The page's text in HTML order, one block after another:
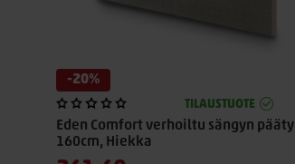
-20%
TILAUSTUOTE
Eden Comfort verhoiltu sängyn pääty
160cm, Hiekka